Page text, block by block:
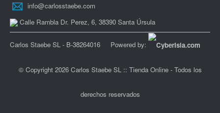
info@carlosstaebe.com
Calle Rambla Dr. Perez, 6, 38390 Santa Úrsula
Carlos Staebe SL - B-38264016 Powered by:
© Copyright 2026 Carlos Staebe SL :: Tienda Online - Todos los
derechos reservados